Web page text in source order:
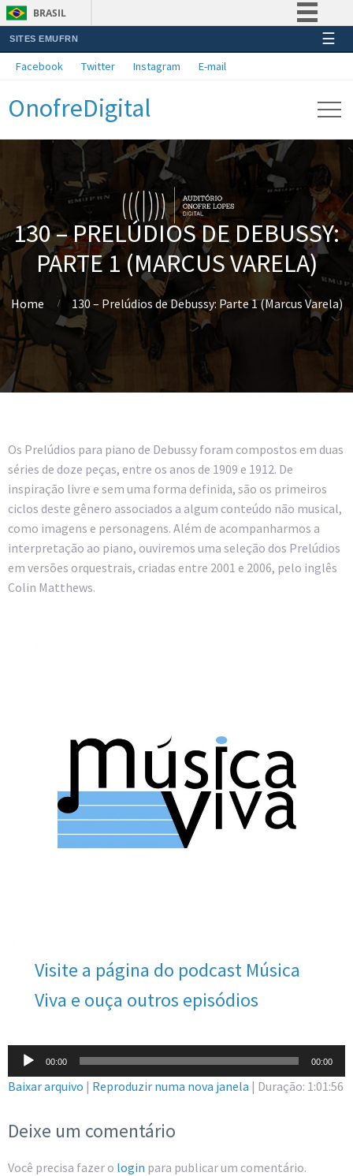
BRASIL
Simplifique!
Acesso à informação
Legislação
SITES EMUFRN ☰
Facebook Twitter Instagram E-mail
OnofreDigital
130 – PRELÚDIOS DE DEBUSSY:
PARTE 1 (MARCUS VARELA)
Home 130 – Prelúdios de Debussy: Parte 1 (Marcus Varela)
Os Prelúdios para piano de Debussy foram compostos em duas
séries de doze peças, entre os anos de 1909 e 1912. De
inspiração livre e sem uma forma definida, são os primeiros
ciclos deste gênero associados a algum conteúdo não musical,
como imagens e personagens. Além de acompanharmos a
interpretação ao piano, ouviremos uma seleção dos Prelúdios
em versões orquestrais, criadas entre 2001 e 2006, pelo inglês
Colin Matthews.
Visite a página do podcast Música
Viva e ouça outros episódios
Tocador
de
áudio
00:00 00:00
Baixar arquivo | Reproduzir numa nova janela | Duração: 1:01:56
Deixe um comentário
Você precisa fazer o login para publicar um comentário.